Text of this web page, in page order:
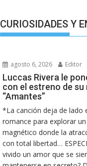
CURIOSIDADES Y
agosto 6, 2026 Editor
Luccas Rivera le
con el estreno de su
“Amantes”
*La canción deja de lado
romance para explorar
magnético donde la
con total libertad…
vivido un amor que se